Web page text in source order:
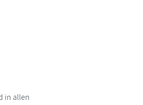
in allen